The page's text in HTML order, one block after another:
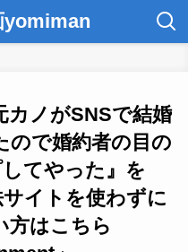
yomiman
カノがSNSで結婚
ので婚約者の目の
てやった』を
イトを使わずに
方はこちら